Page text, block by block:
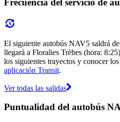
Frecuencia del servicio de
El siguiente autobús NAV5 saldrá
llegará a Floralies Trèbes (hora:
los siguientes trayectos y conocer
aplicación Transit.
Ver todas las salidas
Puntualidad del autobús